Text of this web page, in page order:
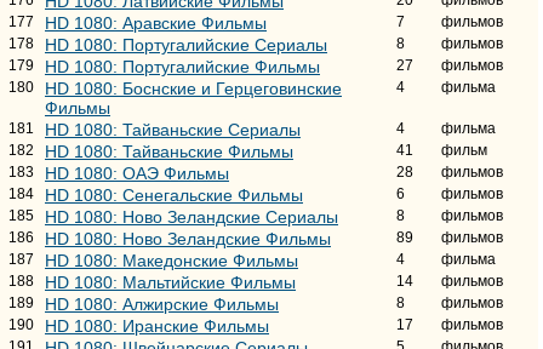
177
HD 1080: Аравские Фильмы 7
фильмов
178
HD 1080: Португалийские Сериалы 8
фильмов
179
HD 1080: Португалийские Фильмы 27
фильмов
180
HD 1080: Боснские и Герцеговинские
Фильмы
4 фильма
181 HD 1080: Тайваньские Сериалы 4
фильма
182
HD 1080: Тайваньские Фильмы 41
фильм
183
HD 1080: ОАЭ Фильмы 28
фильмов
184
HD 1080: Сенегальские Фильмы 6
фильмов
185
HD 1080: Ново Зеландские Сериалы 8
фильмов
186
HD 1080: Ново Зеландские Фильмы 89
фильмов
187
HD 1080: Македонские Фильмы 4
фильма
188
HD 1080: Мальтийские Фильмы 14
фильмов
189
HD 1080: Алжирские Фильмы 8
фильмов
190
HD 1080: Иранские Фильмы 17
фильмов